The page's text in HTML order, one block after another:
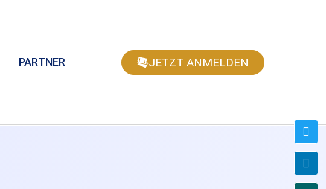
PARTNER JETZT ANMELDEN